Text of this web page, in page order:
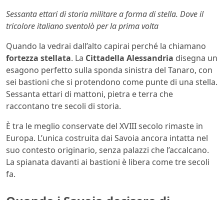
Sessanta ettari di storia militare a forma di stella. Dove il
tricolore italiano sventolò per la prima volta
Quando la vedrai dall’alto capirai perché la chiamano
fortezza stellata. La Cittadella Alessandria disegna un
esagono perfetto sulla sponda sinistra del Tanaro, con
sei bastioni che si protendono come punte di una stella.
Sessanta ettari di mattoni, pietra e terra che
raccontano tre secoli di storia.
È tra le meglio conservate del XVIII secolo rimaste in
Europa. L’unica costruita dai Savoia ancora intatta nel
suo contesto originario, senza palazzi che l’accalcano.
La spianata davanti ai bastioni è libera come tre secoli
fa.